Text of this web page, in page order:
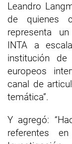
Leandro
de quienes
representa
INTA a
institución
europeos
canal de
temática”.
Y agregó:
referentes